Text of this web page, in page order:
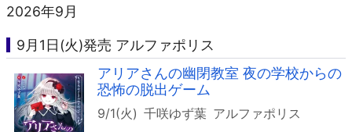
2026年9月
9月1日(火)発売 アルファポリス
アリアさんの幽閉教室 夜の学校からの
恐怖の脱出ゲーム
9/1(火) 千咲ゆず葉 アルファポリス